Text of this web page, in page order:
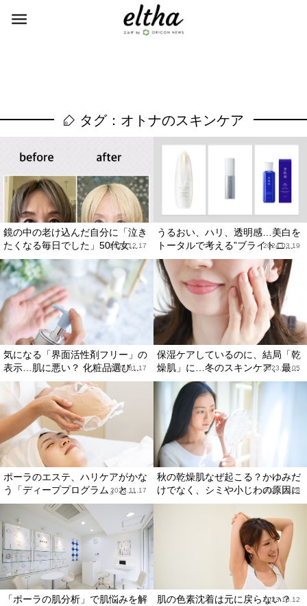
タグ：オトナのスキンケア
鏡の中の老け込んだ自分に「泣き
たくなる毎日でした」50代女...
2025.12.17
うるおい、ハリ、透明感…美白を
トータルで考える”ブライトニ...
2024.03.19
気になる「界面活性剤フリー」の
表示…肌に悪い？ 化粧品選び...
2024.01.17
保湿ケアしているのに、結局「乾
燥肌」に…冬のスキンケア、最...
2023.12.05
ポーラのエステ、ハリケアがかな
う「ディーププログラム」と...
2023.11.17
秋の乾燥肌なぜ起こる？かゆみだ
けでなく、シミや小じわの原因に
2023.10.28
「ポーラの肌分析」で肌悩みを解
肌の色素沈着は元に戻らない？
2023.10.12